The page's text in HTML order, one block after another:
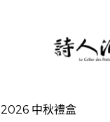
2026 中秋禮盒
2026 中秋禮盒